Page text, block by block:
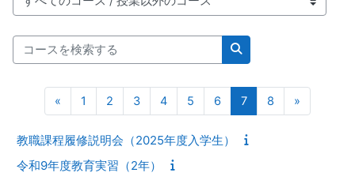
コースカテゴリ
コースを検索する
コースを検索する
« 前のページ
1 ページ 1
2 ページ 2
3ページ 3
4ページ 4
5 ページ 5
6ページ 6
7ページ 7
8 ページ 8
»
教職課程履修説明会（2025年度入学生）
令和9年度教育実習（2年）